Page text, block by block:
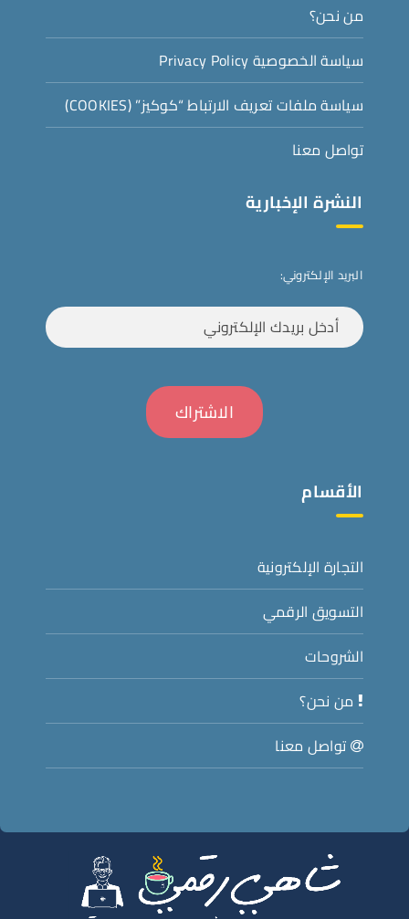
من نحن؟
سياسة الخصوصية Privacy Policy
سياسة ملفات تعريف الارتباط “كوكيز” (COOKIES)
تواصل معنا
النشرة الإخبارية
البريد الإلكتروني:
الأقسام
التجارة الإلكترونية
التسويق الرقمي
الشروحات
من نحن؟
تواصل معنا